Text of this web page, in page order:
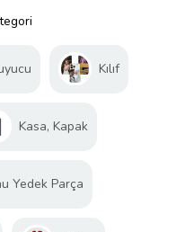
Kılıf
Kasa, Kapak
Yedek Parça